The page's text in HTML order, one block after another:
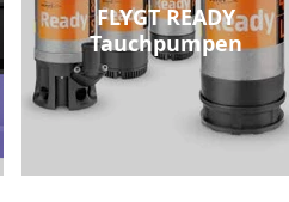
FLYGT READY
Tauchpumpen